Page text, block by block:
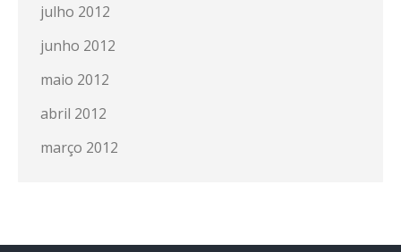
julho 2012
junho 2012
maio 2012
abril 2012
março 2012